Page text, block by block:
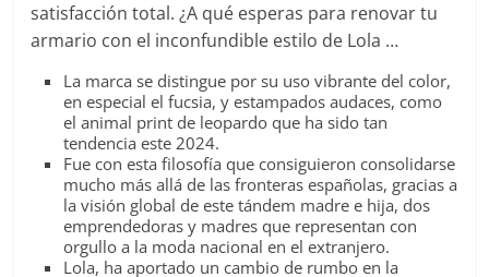
satisfacción total. ¿A qué esperas para renovar tu
armario con el inconfundible estilo de Lola …
La marca se distingue por su uso vibrante del color,
en especial el fucsia, y estampados audaces, como
el animal print de leopardo que ha sido tan
tendencia este 2024.
Fue con esta filosofía que consiguieron consolidarse
mucho más allá de las fronteras españolas, gracias a
la visión global de este tándem madre e hija, dos
emprendedoras y madres que representan con
orgullo a la moda nacional en el extranjero.
Lola, ha aportado un cambio de rumbo en la